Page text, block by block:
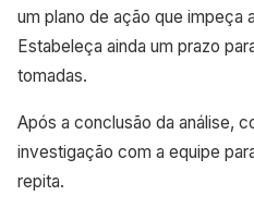
um plano de ação que impeça
Estabeleça ainda um prazo
tomadas.
Após a conclusão da análise,
investigação com a equipe
repita.